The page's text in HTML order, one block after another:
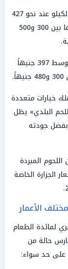
«اللحم الضاني الصافي»: استقر متوسط سعر الكيلو عند نحو 427
جنيهاً، بينما تفاوتت الأسعار في محال الجزارة ما بين 300 و500
«اللحم الضاني بالعظم»: سجل استقراراً عند متوسط 397 جنيهاً
خيارات متعددة
البلدي» يظل
جودته
المبردة
الجزارة الخاصة
الأعمار
لمائدة الطعام
وقد أظهرت بيانات اليوم الإثنين 30 مارس حالة من
على حد سواء: